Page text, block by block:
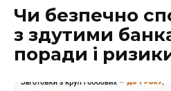
Чи безпечно
з здутими
поради і